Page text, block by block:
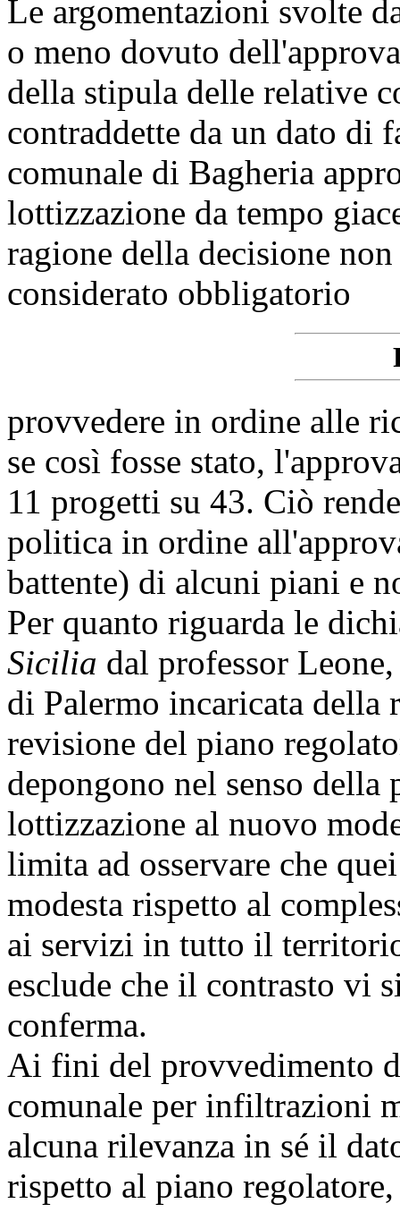
Le argomentazioni svolte
o meno dovuto
della stipula delle relative
contraddette da un dato di
comunale di Bagheria
lottizzazione da tempo
ragione della decisione
considerato obbligatorio
provvedere in ordine alle
se così fosse stato,
11 progetti su 43. Ciò
politica in ordine
battente) di alcuni piani e
Per quanto riguarda le
Sicilia dal professor
di Palermo incaricata della
revisione del piano
depongono nel senso
lottizzazione al nuovo
limita ad osservare che
modesta rispetto al
ai servizi in tutto il
esclude che il contrasto vi
conferma.
Ai fini del provvedimento
comunale per infiltrazioni
alcuna rilevanza in sé il
rispetto al piano